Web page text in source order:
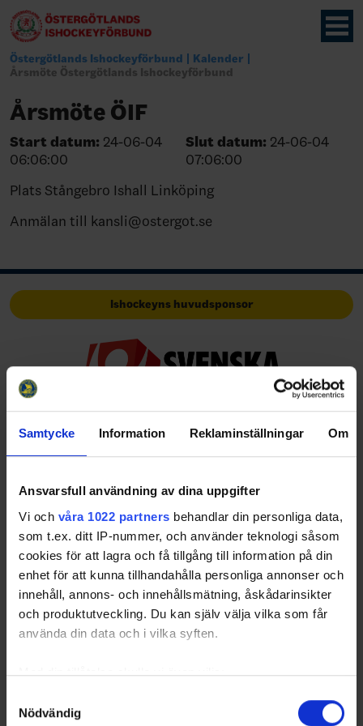
Samtycke Information Reklaminställningar Om
Ansvarsfull användning av dina uppgifter
Vi och våra 1022 partners behandlar din personliga data,
som t.ex. ditt IP-nummer, och använder teknologi såsom
cookies för att lagra och få tillgång till information på din
enhet för att kunna tillhandahålla personliga annonser och
innehåll, annons- och innehållsmätning, åskådarinsikter
och produktutveckling. Du kan själv välja vilka som får
använda din data och i vilka syften.
Med din tillåtelse skulle vi även vilja:
som kan ha en noggrannhet på upp till flera meter
Nödvändig
Östergötlands Ishockeyförbund
Kalender
Årsmöte Östergötlands Ishockeyförbund
Årsmöte ÖIF
Start datum: 24-06-04
06:06:00
Slut datum: 24-06-04
07:06:00
Plats Stångebro Ishall Linköping
Anmälan till kansli@ostergot.se
Ishockeyns huvudsponsor
Officiella partners